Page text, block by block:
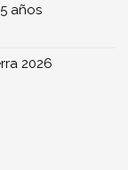
años
2026